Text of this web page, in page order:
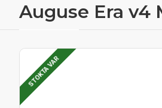
Auguse Era v4
STOKTA VAR